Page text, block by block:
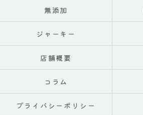
無添加
ジャーキー
店舗概要
コラム
プライバシーポリシー